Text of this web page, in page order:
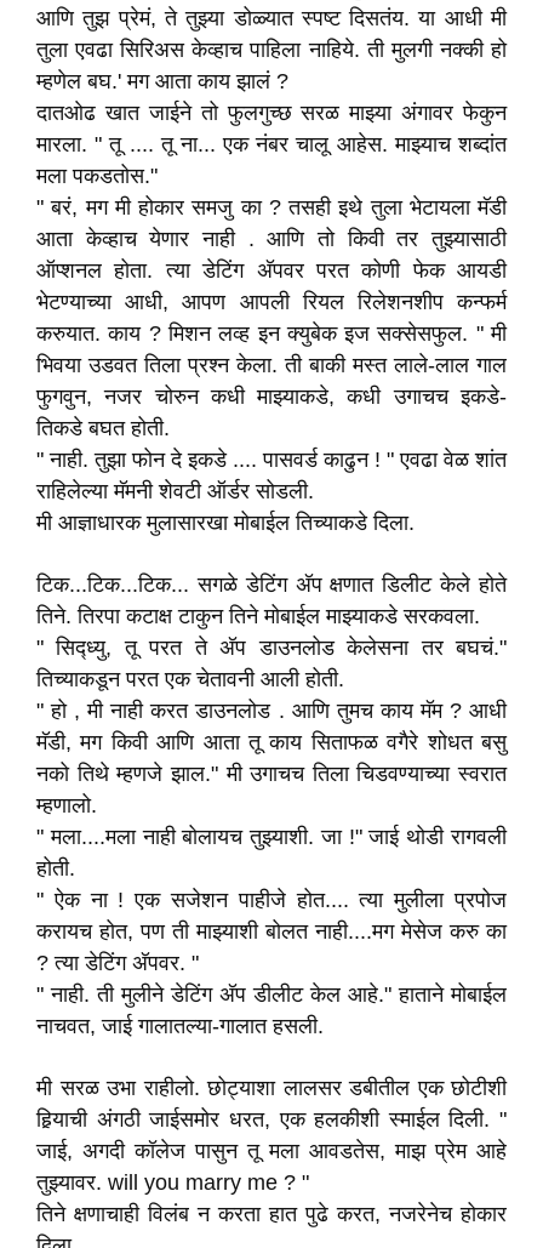
आणि तुझ प्रेमं, ते तुझ्या डोळ्यात स्पष्ट दिसतंय. या आधी मी
तुला एवढा सिरिअस केव्हाच पाहिला नाहिये. ती मुलगी नक्की हो
म्हणेल बघ.' मग आता काय झालं ?
दातओढ खात जाईने तो फुलगुच्छ सरळ माझ्या अंगावर फेकुन
मारला. " तू .... तू ना... एक नंबर चालू आहेस. माझ्याच शब्दांत
मला पकडतोस."
" बरं, मग मी होकार समजु का ? तसही इथे तुला भेटायला मॅडी
आता केव्हाच येणार नाही . आणि तो किवी तर तुझ्यासाठी
ऑप्शनल होता. त्या डेटिंग अ‍ॅपवर परत कोणी फेक आयडी
भेटण्याच्या आधी, आपण आपली रियल रिलेशनशीप कन्फर्म
करुयात. काय ? मिशन लव्ह इन क्युबेक इज सक्सेसफुल. " मी
भिवया उडवत तिला प्रश्न केला. ती बाकी मस्त लाले-लाल गाल
फुगवुन, नजर चोरुन कधी माझ्याकडे, कधी उगाचच इकडे-
तिकडे बघत होती.
" नाही. तुझा फोन दे इकडे .... पासवर्ड काढुन ! " एवढा वेळ शांत
राहिलेल्या मॅमनी शेवटी ऑर्डर सोडली.
मी आज्ञाधारक मुलासारखा मोबाईल तिच्याकडे दिला.
टिक...टिक...टिक... सगळे डेटिंग अ‍ॅप क्षणात डिलीट केले होते
तिने. तिरपा कटाक्ष टाकुन तिने मोबाईल माझ्याकडे सरकवला.
" सिद्ध्यु, तू परत ते अ‍ॅप डाउनलोड केलेसना तर बघचं."
तिच्याकडून परत एक चेतावनी आली होती.
" हो , मी नाही करत डाउनलोड . आणि तुमच काय मॅम ? आधी
मॅडी, मग किवी आणि आता तू काय सिताफळ वगैरे शोधत बसु
नको तिथे म्हणजे झाल." मी उगाचच तिला चिडवण्याच्या स्वरात
म्हणालो.
" मला....मला नाही बोलायच तुझ्याशी. जा !" जाई थोडी रागवली
होती.
" ऐक ना ! एक सजेशन पाहीजे होत.... त्या मुलीला प्रपोज
करायच होत, पण ती माझ्याशी बोलत नाही....मग मेसेज करु का
? त्या डेटिंग अ‍ॅपवर. "
" नाही. ती मुलीने डेटिंग अ‍ॅप डीलीट केल आहे." हाताने मोबाईल
नाचवत, जाई गालातल्या-गालात हसली.
मी सरळ उभा राहीलो. छोट्याशा लालसर डबीतील एक छोटीशी
हिर्‍याची अंगठी जाईसमोर धरत, एक हलकीशी स्माईल दिली. "
जाई, अगदी कॉलेज पासुन तू मला आवडतेस, माझ प्रेम आहे
तुझ्यावर. will you marry me ? "
तिने क्षणाचाही विलंब न करता हात पुढे करत, नजरेनेच होकार